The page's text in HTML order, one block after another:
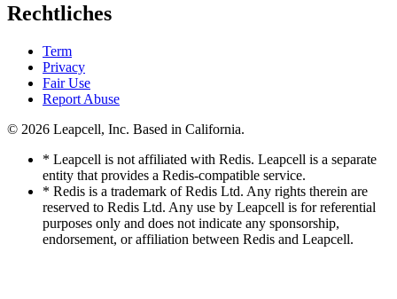
Rechtliches
Term
Privacy
Fair Use
Report Abuse
© 2026 Leapcell, Inc. Based in California.
* Leapcell is not affiliated with Redis. Leapcell is a separate
entity that provides a Redis-compatible service.
* Redis is a trademark of Redis Ltd. Any rights therein are
reserved to Redis Ltd. Any use by Leapcell is for referential
purposes only and does not indicate any sponsorship,
endorsement, or affiliation between Redis and Leapcell.